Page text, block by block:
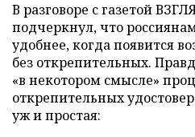
В разговоре с газетой
подчеркнул, что
удобнее, когда появится
без открепительных.
«в некотором смысле»
открепительных
уж и простая: